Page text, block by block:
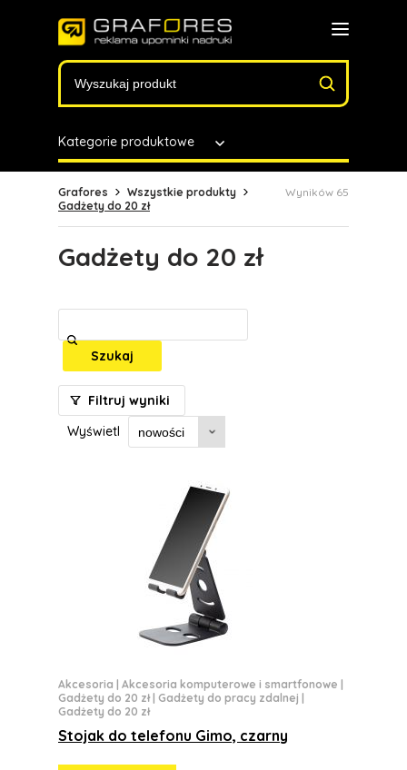
Kategorie produktowe
Grafores
Wszystkie produkty
Gadżety do 20 zł
Wyników 65
Gadżety do 20 zł
Szukaj
Filtruj wyniki
Wyświetl
Akcesoria Akcesoria komputerowe i smartfonowe
Gadżety do 20 zł| Gadżety do pracy zdalnej
Gadżety do 20 zł
Stojak do telefonu Gimo, czarny